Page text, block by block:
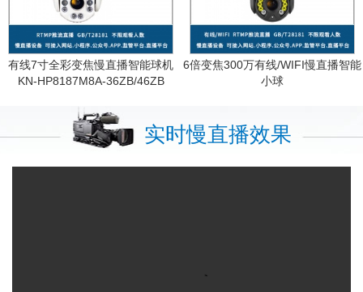
有线7寸全彩变焦慢直播智能球机
KN-HP8187M8A-36ZB/46ZB
6倍变焦300万有线/WIFI慢直播智能
小球
实时慢直播效果